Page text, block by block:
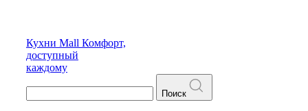
Кухни Mall Комфорт,
доступный
каждому
Поиск